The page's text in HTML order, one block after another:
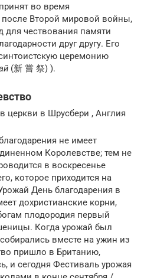
во время
Второй мировой войны,
для чествования памяти
друг другу. Его
церемонию
(新 嘗 祭) ).
церкви в Шрусбери , Англия
не имеет
Королевстве; тем не
в воскресенье
которое приходится на
День благодарения в
дохристианские корни,
плодородия первый
Когда урожай был
вместе на ужин из
пришло в Британию,
и сегодня Фестиваль урожая